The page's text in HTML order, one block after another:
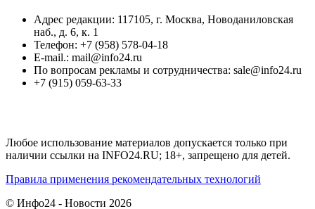
Адрес редакции: 117105, г. Москва, Новоданиловская
наб., д. 6, к. 1
Телефон: +7 (958) 578-04-18
E-mail.: mail@info24.ru
По вопросам рекламы и сотрудничества: sale@info24.ru
+7 (915) 059-63-33
Любое использование материалов допускается только при
наличии ссылки на INFO24.RU; 18+, запрещено для детей.
Правила применения рекомендательных технологий
© Инфо24 - Новости 2026